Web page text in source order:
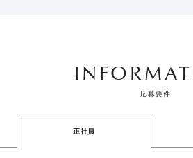
応募要件
正社員